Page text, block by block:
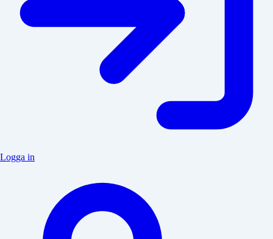
Logga in